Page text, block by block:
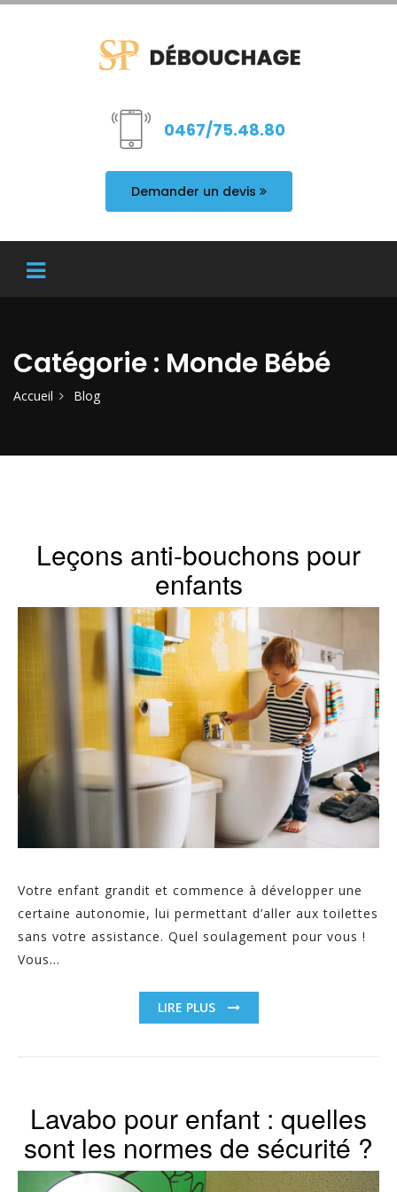
0467/75.48.80
Demander un devis
Catégorie : Monde Bébé
Accueil Blog
Leçons anti-bouchons pour
enfants
Votre enfant grandit et commence à développer une
certaine autonomie, lui permettant d’aller aux toilettes
sans votre assistance. Quel soulagement pour vous !
Vous...
LIRE PLUS
Lavabo pour enfant : quelles
sont les normes de sécurité ?